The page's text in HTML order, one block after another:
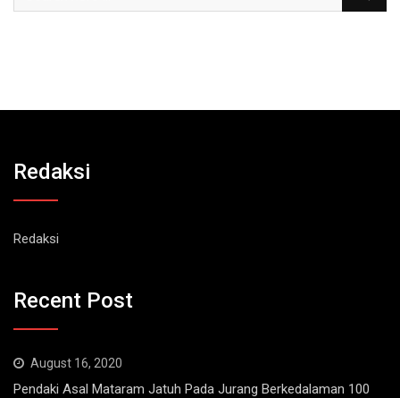
Redaksi
Redaksi
Recent Post
August 16, 2020
Pendaki Asal Mataram Jatuh Pada Jurang Berkedalaman 100